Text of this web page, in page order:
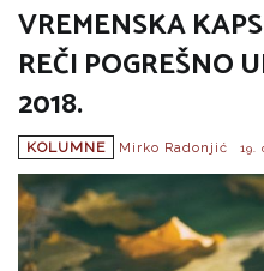
VREMENSKA
REČI POGREŠNO
2018.
KOLUMNE Mirko Radonjić 19.